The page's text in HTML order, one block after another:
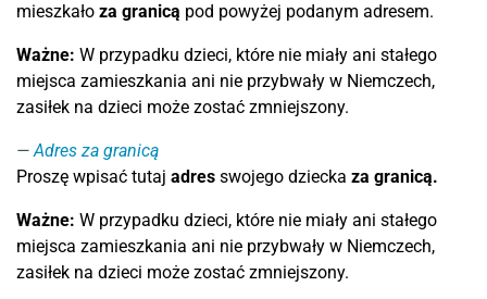
mieszkało za granicą pod powyżej podanym adresem.
Ważne: W przypadku dzieci, które nie miały ani stałego
miejsca zamieszkania ani nie przybwały w Niemczech,
zasiłek na dzieci może zostać zmniejszony.
Adres za granicą
Proszę wpisać tutaj adres swojego dziecka za granicą.
Ważne: W przypadku dzieci, które nie miały ani stałego
miejsca zamieszkania ani nie przybwały w Niemczech,
zasiłek na dzieci może zostać zmniejszony.